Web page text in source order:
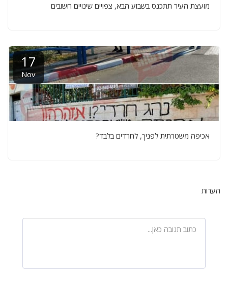
מועצת העיר תתכנס בשבוע הבא, צפויים שינויים חשובים
17
Nov
אכיפה משטרתית לפניך, לחרדים בלבד?
הערות